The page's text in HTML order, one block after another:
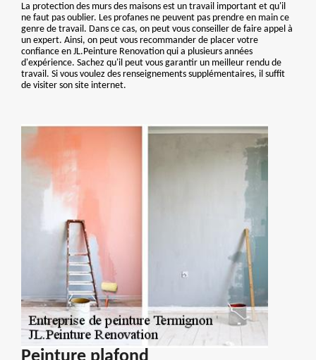
La protection des murs des maisons est un travail important et qu'il
ne faut pas oublier. Les profanes ne peuvent pas prendre en main ce
genre de travail. Dans ce cas, on peut vous conseiller de faire appel à
un expert. Ainsi, on peut vous recommander de placer votre
confiance en JL.Peinture Renovation qui a plusieurs années
d'expérience. Sachez qu'il peut vous garantir un meilleur rendu de
travail. Si vous voulez des renseignements supplémentaires, il suffit
de visiter son site internet.